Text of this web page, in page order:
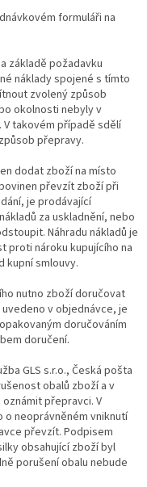
formuláři na
základě požadavku
náklady spojené s tímto
zvolený způsob
okolnosti nebyly v
V takovém případě sdělí
přepravy.
dodat zboží na místo
převzít zboží při
je prodávající
za uskladnění, nebo
Náhradu nákladů je
proti nároku kupujícího na
kupní smlouvy.
nutno zboží doručovat
v objednávce, je
doručováním
doručení.
GLS s.r.o., Česká pošta
obalů zboží a v
přepravci. V
neoprávněném vniknutí
převzít. Podpisem
obsahující zboží byl
porušení obalu nebude